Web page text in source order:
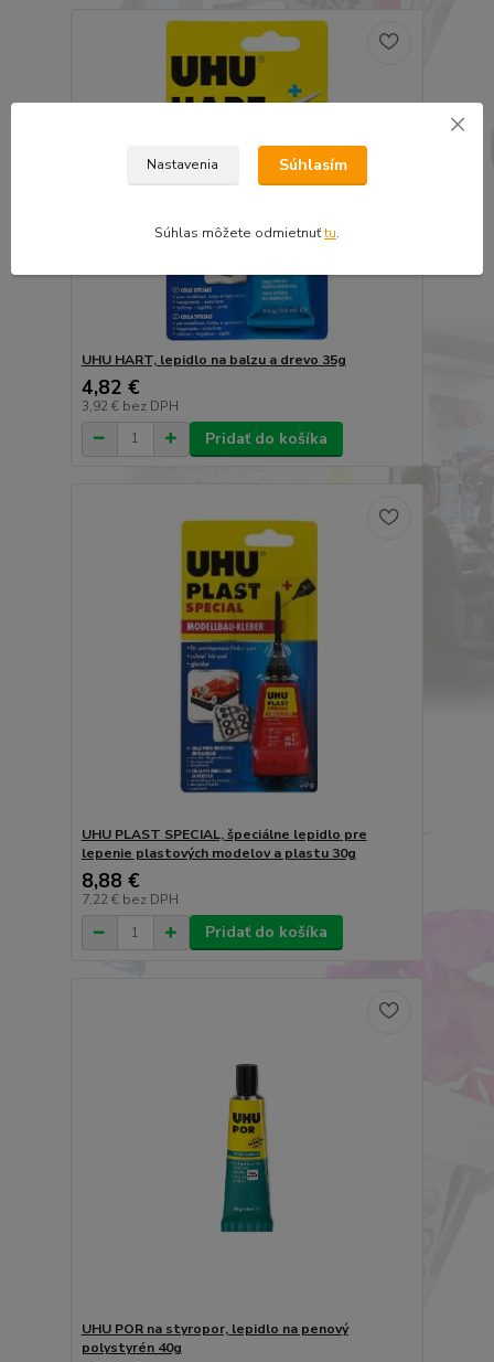
UHU HART, lepidlo na balzu a drevo 35g
4,82 €
3,92 € bez DPH
Pridať do košíka
UHU PLAST SPECIAL, špeciálne lepidlo pre
lepenie plastových modelov a plastu 30g
8,88 €
7,22 € bez DPH
Pridať do košíka
UHU POR na styropor, lepidlo na penový
polystyrén 40g
Nastavenia Súhlasím
Súhlas môžete odmietnuťtu.